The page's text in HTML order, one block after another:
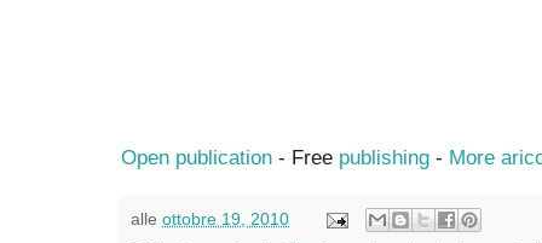
Open publication - Free publishing - More
alle ottobre 19, 2010